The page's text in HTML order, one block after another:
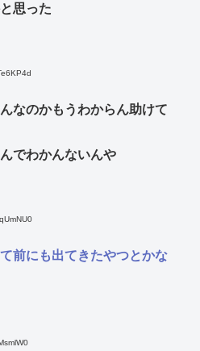
思った
なのかもうわからん助けて
でわかんないんや
前にも出てきたやつとかな